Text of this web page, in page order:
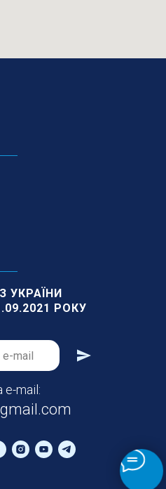
УКРАЇНИ
РОКУ
е-mail: